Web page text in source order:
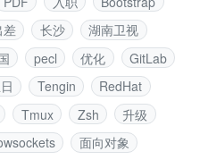
差 长沙
湖南卫视
pecl 优化
GitLab
Tengin
RedHat
Tmux Zsh
升级
面向对象